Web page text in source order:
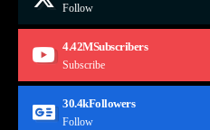
Follow
4.42MSubscribers
Subscribe
30.4kFollowers
Follow